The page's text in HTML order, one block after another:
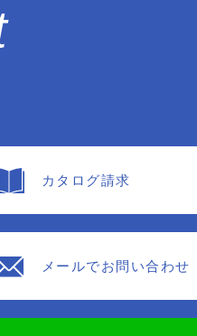
カタログ請求
メールでお問い合わせ